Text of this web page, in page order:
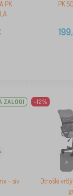
PK
PK
ZALOGI
- siv
-12%
Otroški
>